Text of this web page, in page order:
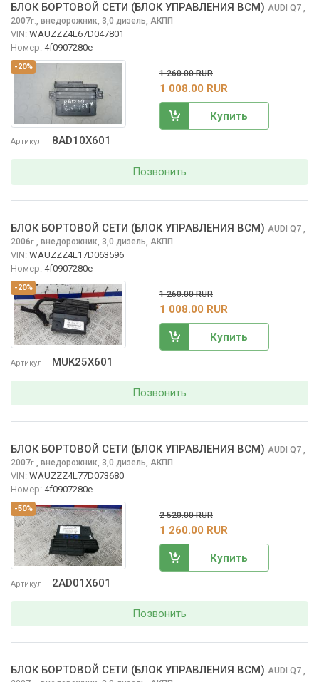
-20%
Артикул 8AD10X601
БЛОК БОРТОВОЙ СЕТИ (БЛОК УПРАВЛЕНИЯ BCM) AUDI Q7 ,
2007г., внедорожник, 3,0 дизель, АКПП
VIN: WAUZZZ4L67D047801
Номер: 4f0907280e
1 260.00 RUR
1 008.00 RUR
Купить
Позвонить
-20%
Артикул MUK25X601
БЛОК БОРТОВОЙ СЕТИ (БЛОК УПРАВЛЕНИЯ BCM) AUDI Q7 ,
2006г., внедорожник, 3,0 дизель, АКПП
VIN: WAUZZZ4L17D063596
Номер: 4f0907280e
1 260.00 RUR
1 008.00 RUR
Купить
Позвонить
-50%
Артикул 2AD01X601
БЛОК БОРТОВОЙ СЕТИ (БЛОК УПРАВЛЕНИЯ BCM) AUDI Q7 ,
2007г., внедорожник, 3,0 дизель, АКПП
VIN: WAUZZZ4L77D073680
Номер: 4f0907280e
2 520.00 RUR
1 260.00 RUR
Купить
Позвонить
БЛОК БОРТОВОЙ СЕТИ (БЛОК УПРАВЛЕНИЯ BCM) AUDI Q7 ,